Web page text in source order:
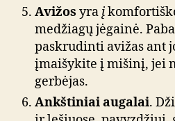
Avižos yra į
medžiagų jėgainė.
paskrudinti avižas ant
įmaišykite į mišinį, jei
gerbėjas.
Ankštiniai augalai.